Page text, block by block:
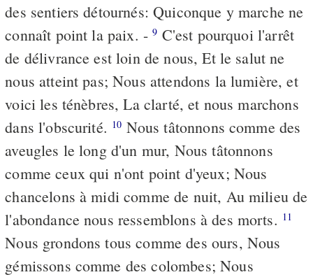
des sentiers détournés: Quiconque y marche ne
connaît point la paix. -9 C'est pourquoi l'arrêt
de délivrance est loin de nous, Et le salut ne
nous atteint pas; Nous attendons la lumière, et
voici les ténèbres, La clarté, et nous marchons
dans l'obscurité. 10 Nous tâtonnons comme des
aveugles le long d'un mur, Nous tâtonnons
comme ceux qui n'ont point d'yeux; Nous
chancelons à midi comme de nuit, Au milieu de
l'abondance nous ressemblons à des morts. 11
Nous grondons tous comme des ours, Nous
gémissons comme des colombes; Nous